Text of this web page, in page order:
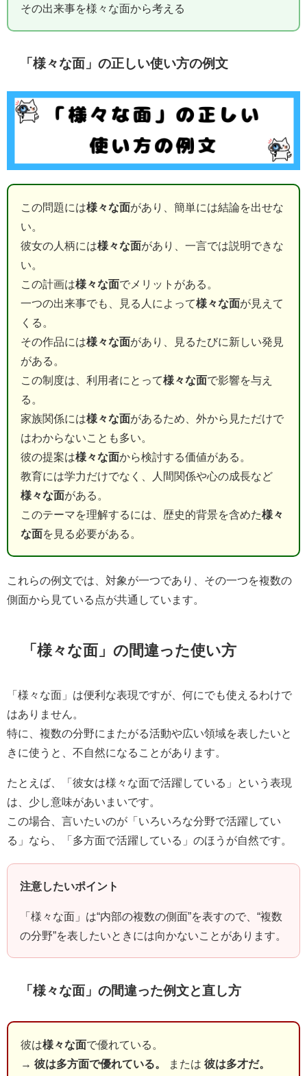
その出来事を様々な面から考える
「様々な面」の正しい使い方の例文
この問題には様々な面があり、簡単には結論を出せな
い。
彼女の人柄には様々な面があり、一言では説明できな
い。
この計画は様々な面でメリットがある。
一つの出来事でも、見る人によって様々な面が見えて
くる。
その作品には様々な面があり、見るたびに新しい発見
がある。
この制度は、利用者にとって様々な面で影響を与え
る。
家族関係には様々な面があるため、外から見ただけで
はわからないことも多い。
彼の提案は様々な面から検討する価値がある。
教育には学力だけでなく、人間関係や心の成長など
様々な面がある。
このテーマを理解するには、歴史的背景を含めた様々
な面を見る必要がある。
これらの例文では、対象が一つであり、その一つを複数の
側面から見ている点が共通しています。
「様々な面」の間違った使い方
「様々な面」は便利な表現ですが、何にでも使えるわけで
はありません。
特に、複数の分野にまたがる活動や広い領域を表したいと
きに使うと、不自然になることがあります。
たとえば、「彼女は様々な面で活躍している」という表現
は、少し意味があいまいです。
この場合、言いたいのが「いろいろな分野で活躍してい
る」なら、「多方面で活躍している」のほうが自然です。
注意したいポイント
「様々な面」は“内部の複数の側面”を表すので、“複数
の分野”を表したいときには向かないことがあります。
「様々な面」の間違った例文と直し方
彼は様々な面で優れている。
→ 彼は多方面で優れている。 または 彼は多才だ。